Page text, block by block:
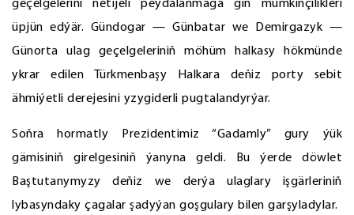
geçelgelerini netijeli peýdalanmaga giň mümkinçilikleri
üpjün edýär. Gündogar — Günbatar we Demirgazyk —
Günorta ulag geçelgeleriniň möhüm halkasy hökmünde
ykrar edilen Türkmenbaşy Halkara deňiz porty sebit
ähmiýetli derejesini yzygiderli pugtalandyrýar.
Soňra hormatly Prezidentimiz “Gadamly” gury ýük
gämisiniň girelgesiniň ýanyna geldi. Bu ýerde döwlet
Baştutanymyzy deňiz we derýa ulaglary işgärleriniň
lybasyndaky çagalar şadyýan goşgulary bilen garşyladylar.